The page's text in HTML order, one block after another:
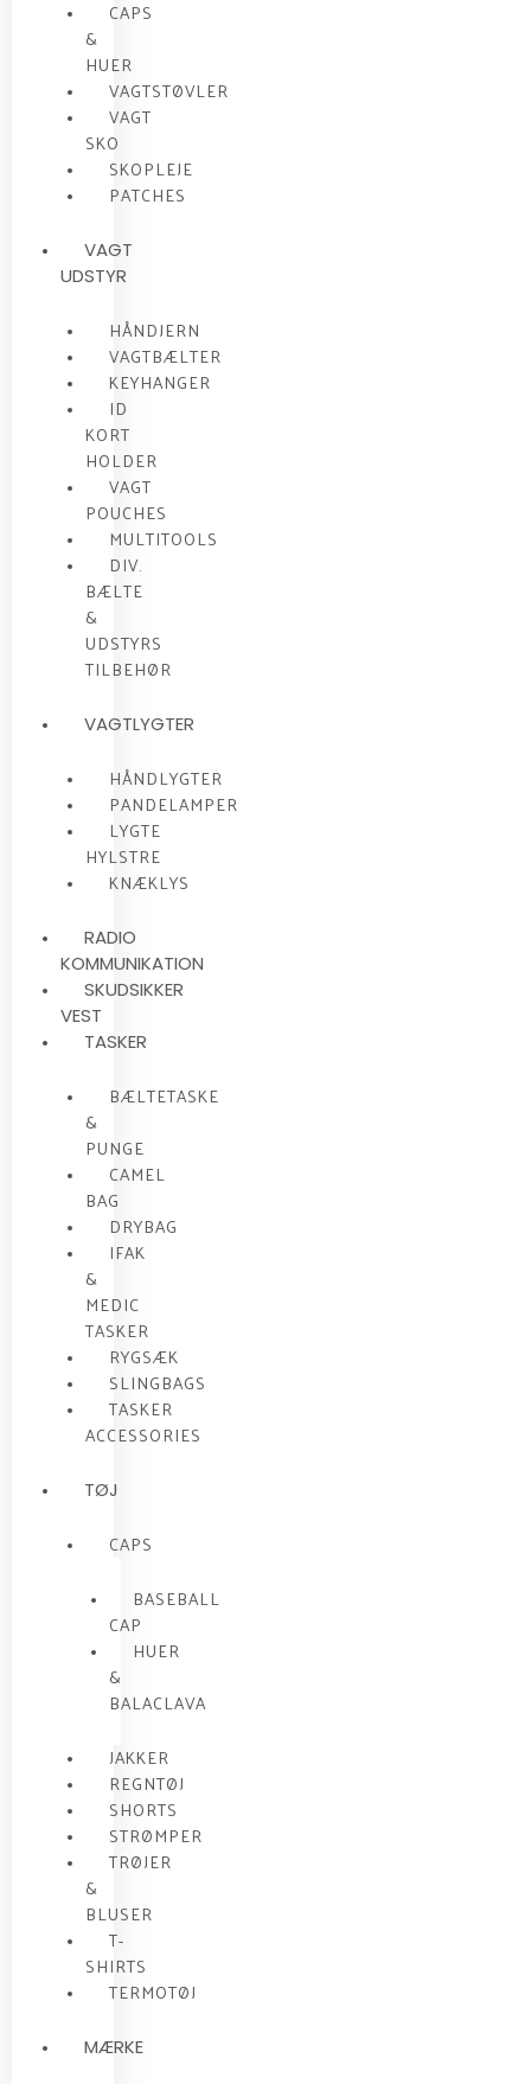
CAPS
&
HUER
VAGTSTØVLER
VAGT
SKO
SKOPLEJE
PATCHES
VAGT
UDSTYR
HÅNDJERN
VAGTBÆLTER
KEYHANGER
ID
KORT
HOLDER
VAGT
POUCHES
MULTITOOLS
DIV.
BÆLTE
&
UDSTYRS
TILBEHØR
VAGTLYGTER
HÅNDLYGTER
PANDELAMPER
LYGTE
HYLSTRE
KNÆKLYS
RADIO
KOMMUNIKATION
SKUDSIKKER
VEST
TASKER
BÆLTETASKE
&
PUNGE
CAMEL
BAG
DRYBAG
IFAK
&
MEDIC
TASKER
RYGSÆK
SLINGBAGS
TASKER
ACCESSORIES
TØJ
CAPS
BASEBALL
CAP
HUER
&
BALACLAVA
JAKKER
REGNTØJ
SHORTS
STRØMPER
TRØJER
&
BLUSER
T-
SHIRTS
TERMOTØJ
MÆRKE